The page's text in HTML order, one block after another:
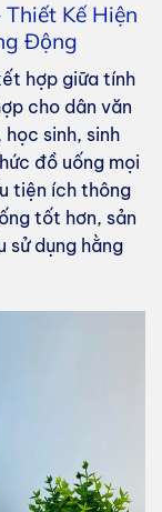
Kế Hiện
Động
hợp giữa tính
cho dân văn
sinh, sinh
đồ uống mọi
tiện ích thông
tốt hơn, sản
sử dụng hằng